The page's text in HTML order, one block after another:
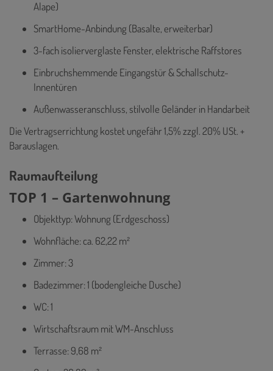
Alape)
SmartHome-Anbindung (Basalte, erweiterbar)
3-fach isolierverglaste Fenster, elektrische Raffstores
Einbruchshemmende Eingangstür & Schallschutz-
Innentüren
Außenwasseranschluss, stilvolle Geländer in Handarbeit
Die Vertragserrichtung kostet ungefähr 1,5% zzgl. 20% USt. +
Barauslagen.
Raumaufteilung
TOP 1 – Gartenwohnung
Objekttyp: Wohnung (Erdgeschoss)
Wohnfläche: ca. 62,22 m²
Zimmer: 3
Badezimmer: 1 (bodengleiche Dusche)
WC: 1
Wirtschaftsraum mit WM-Anschluss
Terrasse: 9,68 m²